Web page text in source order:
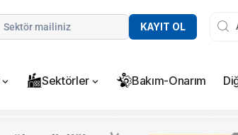
KAYIT OL
Sektörler Bakım-Onarım